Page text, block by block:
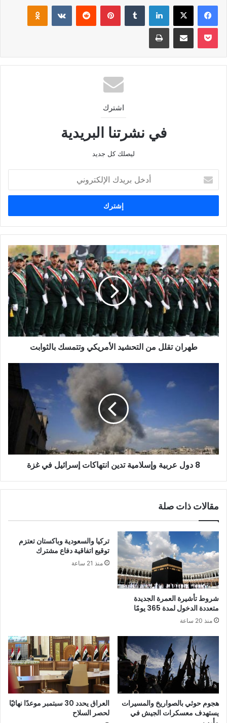
فيسبوك ‫X لينكدإن بينتيريست
‫Pocket مشاركة عبر البريد طباعة
اشترك
في نشرتنا البريدية
ليصلك كل جديد
بريدك
الإلكتروني
طهران
تقلل
من
التحشيد
الأمريكي
وتتمسك
بالثوابت
طهران تقلل من التحشيد الأمريكي وتتمسك بالثوابت
عربية
انتهاكات
إسرائيل
غزة
8 دول عربية وإسلامية تدين انتهاكات إسرائيل في غزة
مقالات ذات صلة
شروط تأشيرة العمرة الجديدة
متعددة الدخول لمدة 365 يومًا
منذ 20 ساعة
تركيا والسعودية وباكستان تعتزم
توقيع اتفاقية دفاع مشترك
منذ 21 ساعة
هجوم حوثي بالصواريخ والمسيرات
يستهدف معسكرات الجيش في
العراق يحدد 30 سبتمبر موعدًا نهائيًا
لحصر السلاح